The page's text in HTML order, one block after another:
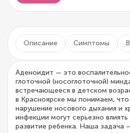
Описание Симптомы
Аденоидит — это
глоточной (носоглоточной)
встречающееся в детском
в Красноярске мы понимаем, что
нарушение носового дыхания и
инфекции могут серьезно
развитие ребенка. Наша задача